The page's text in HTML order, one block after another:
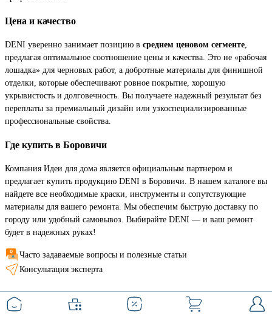
Цена и качество
DENI уверенно занимает позицию в среднем ценовом сегменте
предлагая оптимальное соотношение цены и качества. Это не «рабочая
лошадка» для черновых работ, а добротные материалы для финишной
отделки, которые обеспечивают ровное покрытие, хорошую
укрывистость и долговечность. Вы получаете надежный результат без
переплаты за премиальный дизайн или узкоспециализированные
профессиональные свойства.
Где купить в Боровичи
Компания Идеи для дома является официальным партнером и
предлагает купить продукцию DENI в Боровичи. В нашем каталоге вы
найдете все необходимые краски, инструменты и сопутствующие
материалы для вашего ремонта. Мы обеспечим быструю доставку по
городу или удобный самовывоз. Выбирайте DENI — и ваш ремонт
будет в надежных руках!
Часто задаваемые вопросы и полезные статьи
Консультация эксперта